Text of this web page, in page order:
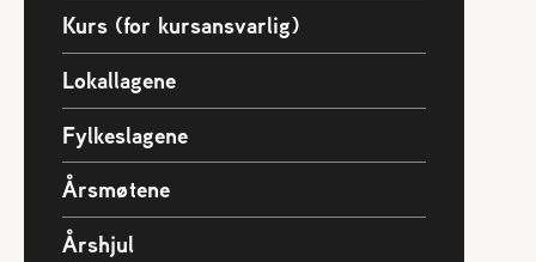
Presse
Vedtekter
Bladet Birøkteren
Foredrag og utadrettet virksomhet
Norges Birøkterlags standpunkt
Kurs (for kursansvarlig)
Lokallagene
Fylkeslagene
Årsmøtene
Årshjul